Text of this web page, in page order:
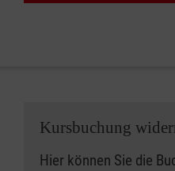
Kursbuchung
Hier können Sie die